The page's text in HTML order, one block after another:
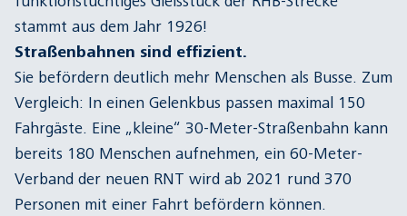
stammt aus dem Jahr 1926!
Straßenbahnen sind effizient.
Sie befördern deutlich mehr Menschen als Busse. Zum
Vergleich: In einen Gelenkbus passen maximal 150
Fahrgäste. Eine „kleine“ 30-Meter-Straßenbahn kann
bereits 180 Menschen aufnehmen, ein 60-Meter-
Verband der neuen RNT wird ab 2021 rund 370
Personen mit einer Fahrt befördern können.